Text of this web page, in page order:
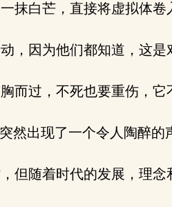
白芒，直接将虚拟体卷
因为他们都知道，这是
过，不死也要重伤，它
出现了一个令人陶醉的
随着时代的发展，理念